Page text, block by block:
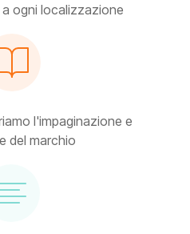
ogni localizzazione
l'impaginazione e
del marchio